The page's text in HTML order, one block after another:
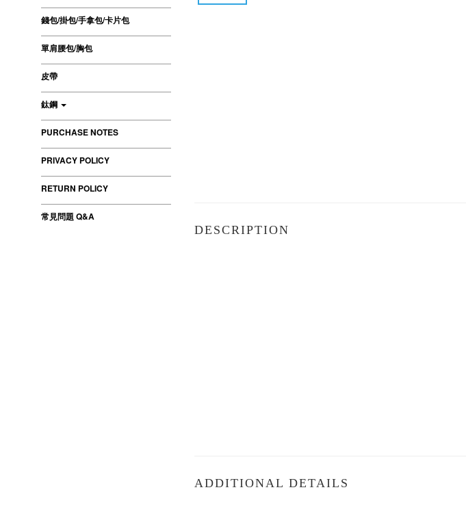
錢包/掛包/手拿包/卡片包
單肩腰包/胸包
皮帶
鈦鋼
PURCHASE NOTES
PRIVACY POLICY
RETURN POLICY
常見問題 Q&A
DESCRIPTION
ADDITIONAL DETAILS